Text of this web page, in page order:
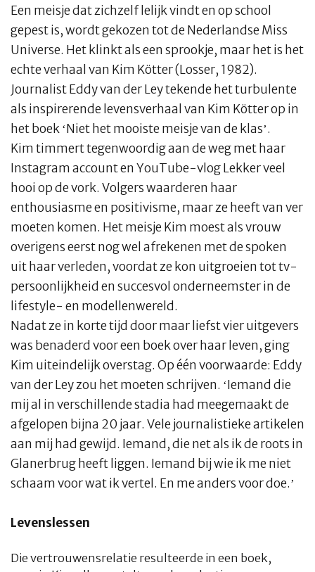
Een meisje dat zichzelf lelijk vindt en op school
gepest is, wordt gekozen tot de Nederlandse Miss
Universe. Het klinkt als een sprookje, maar het is het
echte verhaal van Kim Kötter (Losser, 1982).
Journalist Eddy van der Ley tekende het turbulente
als inspirerende levensverhaal van Kim Kötter op in
het boek ‘Niet het mooiste meisje van de klas’.
Kim timmert tegenwoordig aan de weg met haar
Instagram account en YouTube-vlog Lekker veel
hooi op de vork. Volgers waarderen haar
enthousiasme en positivisme, maar ze heeft van ver
moeten komen. Het meisje Kim moest als vrouw
overigens eerst nog wel afrekenen met de spoken
uit haar verleden, voordat ze kon uitgroeien tot tv-
persoonlijkheid en succesvol onderneemster in de
lifestyle- en modellenwereld.
Nadat ze in korte tijd door maar liefst vier uitgevers
was benaderd voor een boek over haar leven, ging
Kim uiteindelijk overstag. Op één voorwaarde: Eddy
van der Ley zou het moeten schrijven. ‘Iemand die
mij al in verschillende stadia had meegemaakt de
afgelopen bijna 20 jaar. Vele journalistieke artikelen
aan mij had gewijd. Iemand, die net als ik de roots in
Glanerbrug heeft liggen. Iemand bij wie ik me niet
schaam voor wat ik vertel. En me anders voor doe.’
Levenslessen
Die vertrouwensrelatie resulteerde in een boek,